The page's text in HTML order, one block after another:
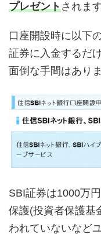
プレゼントされます
口座開設時に以下
証券に入金するだ
面倒な手間はあり
SBI証券は1000万
保護(投資者保護基
われていないなど